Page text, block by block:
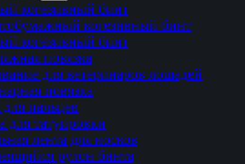
когезивный бинт
когезивный бинт
когезивный бинт
повязка
для ветеринаров лошадей
повязка
пальцев
для татуировки
лента для носков
рулон бинта